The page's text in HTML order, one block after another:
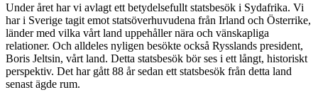
Under året har vi avlagt ett betydelsefullt statsbesök i Sydafrika. Vi
har i Sverige tagit emot statsöverhuvudena från Irland och Österrike,
länder med vilka vårt land uppehåller nära och vänskapliga
relationer. Och alldeles nyligen besökte också Rysslands president,
Boris Jeltsin, vårt land. Detta statsbesök bör ses i ett långt, historiskt
perspektiv. Det har gått 88 år sedan ett statsbesök från detta land
senast ägde rum.